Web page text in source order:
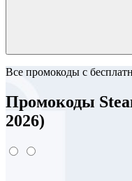
Все промокоды с
Промокоды
2026)